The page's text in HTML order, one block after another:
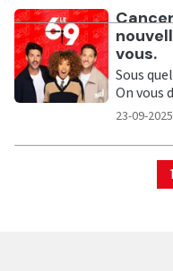
Ecouter
vous.
Sous
On vous
23-09-2025
1